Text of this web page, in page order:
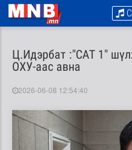
Ц.Идэрбат :"САТ 1"
ОХУ-аас авна
2026-06-08 12:54:40